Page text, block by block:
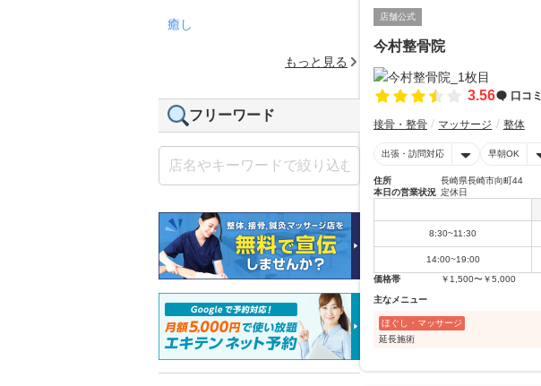
店舗公式
今村整骨院
3.56 口コミ
接骨・整骨 マッサージ 整体
出張・訪問対応 早朝OK
住所
長崎県長崎市向町44
本日の営業状況 定休日
8:30~11:30
14:00~19:00
価格帯
￥1,500〜￥5,000
主なメニュー
ほぐし・マッサージ
延長施術
癒し
もっと見る
フリーワード